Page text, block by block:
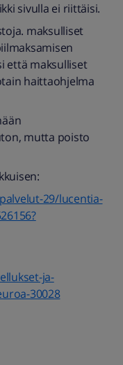
sivulla ei riittäisi.
maksulliset
että maksulliset
haittaohjelma
mutta poisto
29/lucentia-
ja-
30028